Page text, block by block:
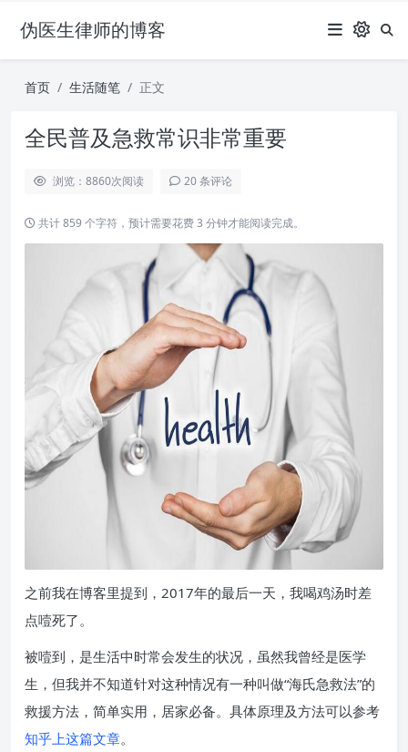
伪医生律师的博客
首页 生活随笔 正文
全民普及急救常识非常重要
浏览：8860次阅读 20 条评论
共计 859 个字符，预计需要花费 3 分钟才能阅读完成。
之前我在博客里提到，2017年的最后一天，我喝鸡汤时差
点噎死了。
被噎到，是生活中时常会发生的状况，虽然我曾经是医学
生，但我并不知道针对这种情况有一种叫做“海氏急救法”的
救援方法，简单实用，居家必备。具体原理及方法可以参考
知乎上这篇文章。